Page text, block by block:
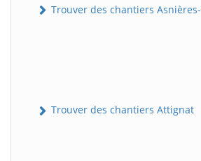
Trouver des chantiers
Trouver des chantiers Attignat